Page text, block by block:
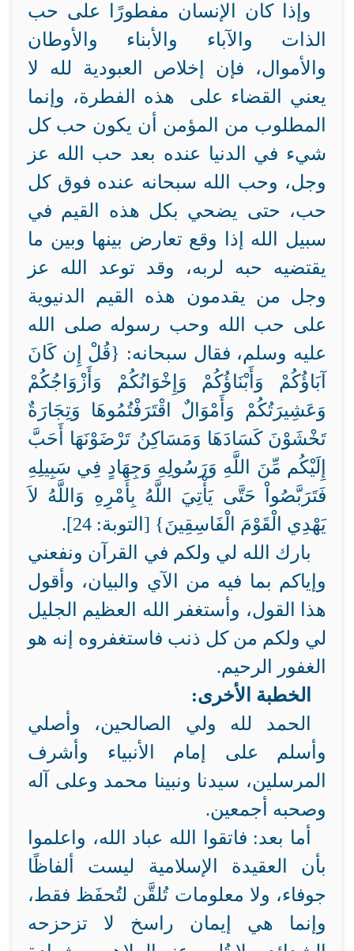
وإذا كان الإنسان مفطورًا على حب
الذات والآباء والأبناء والأوطان
والأموال، فإن إخلاص العبودية لله لا
يعني القضاء على هذه الفطرة، وإنما
المطلوب من المؤمن أن يكون حب كل
شيء في الدنيا عنده بعد حب الله عز
وجل، وحب الله سبحانه عنده فوق كل
حب، حتى يضحي بكل هذه القيم في
سبيل الله إذا وقع تعارض بينها وبين ما
يقتضيه حبه لربه، وقد توعد الله عز
وجل من يقدمون هذه القيم الدنيوية
على حب الله وحب رسوله صلى الله
عليه وسلم، فقال سبحانه: {قُلْ إِن كَانَ
آبَاؤُكُمْ وَأَبْنَاؤُكُمْ وَإِخْوَانُكُمْ وَأَزْوَاجُكُمْ
وَعَشِيرَتُكُمْ وَأَمْوَالٌ اقْتَرَفْتُمُوهَا وَتِجَارَةٌ
تَخْشَوْنَ كَسَادَهَا وَمَسَاكِنُ تَرْضَوْنَهَا أَحَبَّ
إِلَيْكُم مِّنَ اللَّهِ وَرَسُولِهِ وَجِهَادٍ فِي سَبِيلِهِ
فَتَرَبَّصُواْ حَتَّى يَأْتِيَ اللَّهُ بِأَمْرِهِ وَاللَّهُ لاَ
يَهْدِي الْقَوْمَ الْفَاسِقِينَ} [التوبة: 24].
بارك الله لي ولكم في القرآن ونفعني
وإياكم بما فيه من الآي والبيان، وأقول
هذا القول، وأستغفر الله العظيم الجليل
لي ولكم من كل ذنب فاستغفروه إنه هو
الغفور الرحيم.
الخطبة الأخرى:
الحمد لله ولي الصالحين، وأصلي
وأسلم على إمام الأنبياء وأشرف
المرسلين، سيدنا ونبينا محمد وعلى آله
وصحبه أجمعين.
أما بعد: فاتقوا الله عباد الله، واعلموا
بأن العقيدة الإسلامية ليست ألفاظًا
جوفاء، ولا معلومات تُلقَّن لتُحفَظ فقط،
وإنما هي إيمان راسخ لا تزحزحه